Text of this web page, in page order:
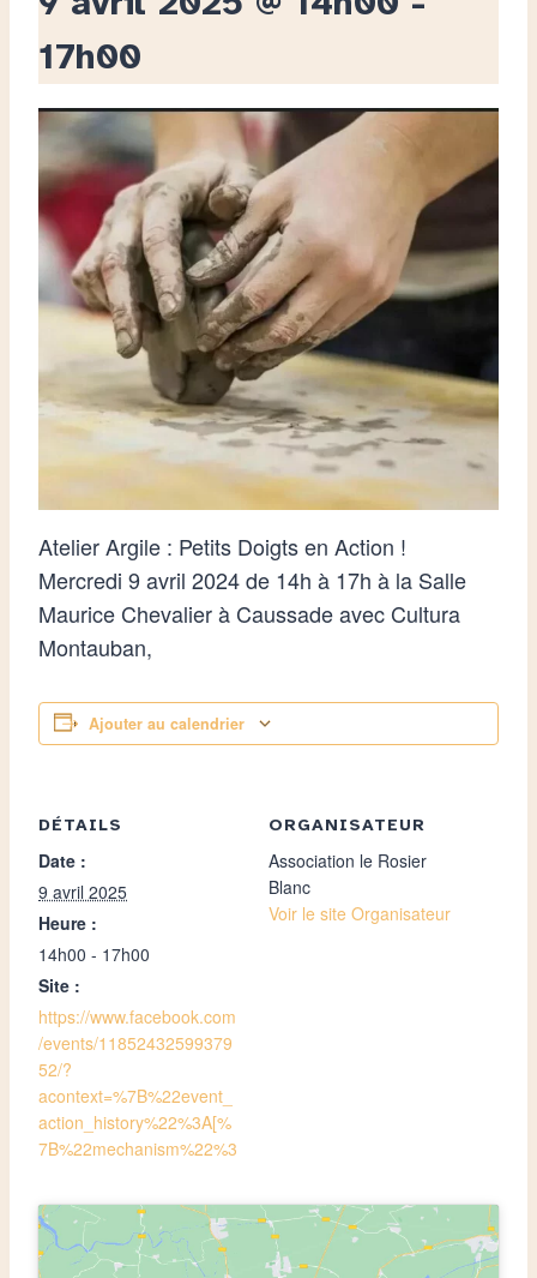
17h00
Atelier Argile : Petits Doigts en Action !
Mercredi 9 avril 2024 de 14h à 17h à la Salle
Maurice Chevalier à Caussade avec Cultura
Montauban,
Ajouter au calendrier
DÉTAILS
Date :
9 avril 2025
Heure :
14h00 - 17h00
Site :
https://www.facebook.com
/events/11852432599379
52/?
acontext=%7B%22event_
action_history%22%3A[%
7B%22mechanism%22%3
ORGANISATEUR
Association le Rosier
Blanc
Voir le site Organisateur